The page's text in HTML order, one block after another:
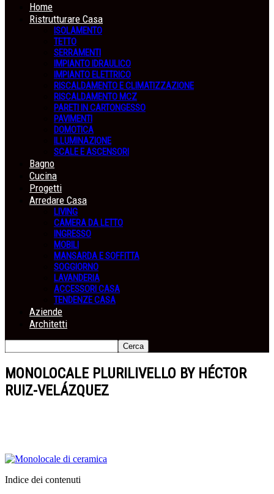
Home
Ristrutturare Casa
ISOLAMENTO
TETTO
SERRAMENTI
IMPIANTO IDRAULICO
IMPIANTO ELETTRICO
RISCALDAMENTO E CLIMATIZZAZIONE
RISCALDAMENTO MCZ
PARETI IN CARTONGESSO
PAVIMENTI
DOMOTICA
ILLUMINAZIONE
SCALE E ASCENSORI
Bagno
Cucina
Progetti
Arredare Casa
LIVING
CAMERA DA LETTO
INGRESSO
MOBILI
MANSARDA E SOFFITTA
SOGGIORNO
LAVANDERIA
ACCESSORI CASA
TENDENZE CASA
Aziende
Architetti
MONOLOCALE PLURILIVELLO BY HÉCTOR
RUIZ-VELÁZQUEZ
Indice dei contenuti